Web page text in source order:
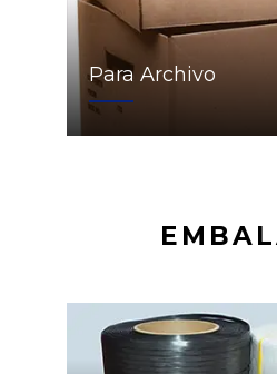
Para Archivo